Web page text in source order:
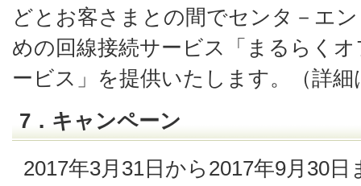
どとお客さまとの間でセンタ－エ
めの回線接続サービス「まるらく
ービス」を提供いたします。（詳細
7．キャンペーン
2017年3月31日から2017年9月30